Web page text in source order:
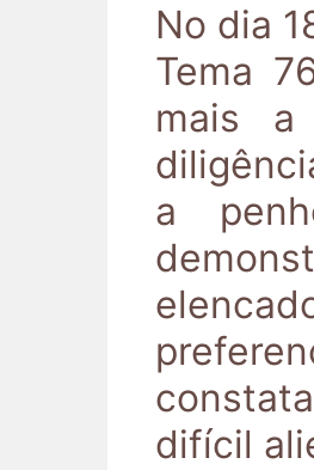
No dia
Tema
mais a
a
difícil